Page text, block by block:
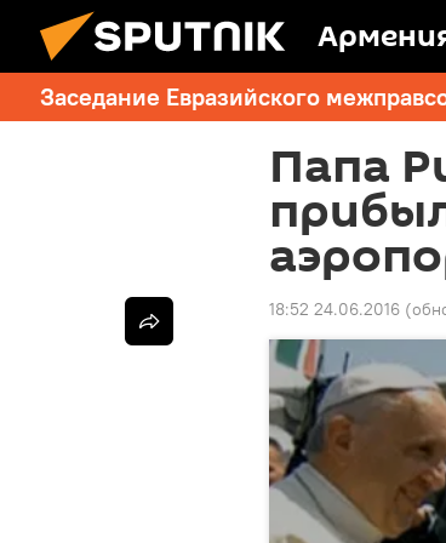
Заседание Евразийского
Папа
18:52 24.06.2016